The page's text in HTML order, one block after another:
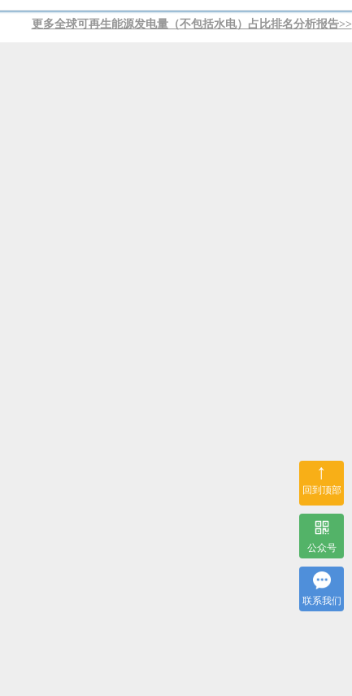
更多全球可再生能源发电量（不包括水电）占比排名分析报告>>
↑
回到顶部
公众号
联系我们